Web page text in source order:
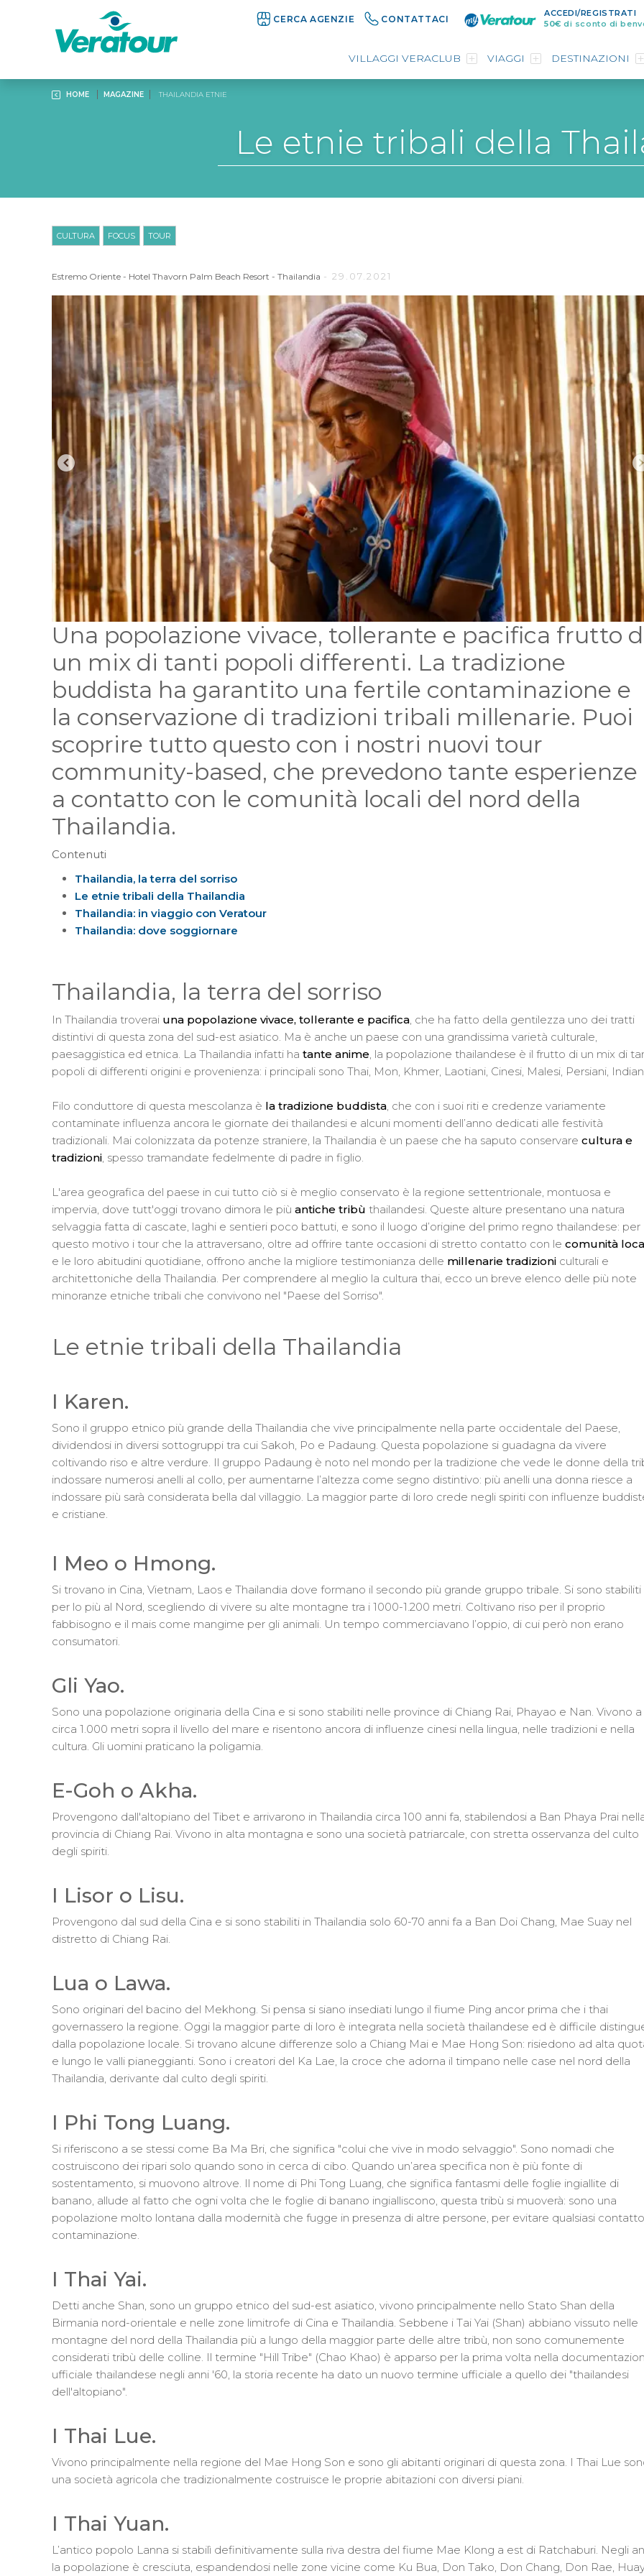
CERCA AGENZIE CONTATTACI
ACCEDI/REGISTRATI
50€ di sconto di
VILLAGGI VERACLUB VIAGGI DESTINAZIONI
HOME MAGAZINE THAILANDIA ETNIE
Le etnie tribali della
CULTURA FOCUS TOUR
Estremo Oriente - Hotel Thavorn Palm Beach Resort - Thailandia - 29.07.2021
Una popolazione vivace, tollerante e pacifica frutto
un mix di tanti popoli differenti. La tradizione
buddista ha garantito una fertile contaminazione e
la conservazione di tradizioni tribali millenarie. Puoi
scoprire tutto questo con i nostri nuovi tour
community-based, che prevedono tante esperienze
a contatto con le comunità locali del nord della
Thailandia.
Contenuti
Thailandia, la terra del sorriso
Le etnie tribali della Thailandia
Thailandia: in viaggio con Veratour
Thailandia: dove soggiornare
Thailandia, la terra del sorriso
In Thailandia troverai una popolazione vivace, tollerante e pacifica, che ha fatto della gentilezza uno dei tratti
distintivi di questa zona del sud-est asiatico. Ma è anche un paese con una grandissima varietà culturale,
paesaggistica ed etnica. La Thailandia infatti ha tante anime, la popolazione thailandese è il frutto di un mix di
popoli di differenti origini e provenienza: i principali sono Thai, Mon, Khmer, Laotiani, Cinesi, Malesi, Persiani,
Filo conduttore di questa mescolanza è la tradizione buddista, che con i suoi riti e credenze variamente
contaminate influenza ancora le giornate dei thailandesi e alcuni momenti dell’anno dedicati alle festività
tradizionali. Mai colonizzata da potenze straniere, la Thailandia è un paese che ha saputo conservare cultura e
tradizioni, spesso tramandate fedelmente di padre in figlio.
L'area geografica del paese in cui tutto ciò si è meglio conservato è la regione settentrionale, montuosa e
impervia, dove tutt'oggi trovano dimora le più antiche tribù thailandesi. Queste alture presentano una natura
selvaggia fatta di cascate, laghi e sentieri poco battuti, e sono il luogo d’origine del primo regno thailandese: per
questo motivo i tour che la attraversano, oltre ad offrire tante occasioni di stretto contatto con le comunità
e le loro abitudini quotidiane, offrono anche la migliore testimonianza delle millenarie tradizioni culturali e
architettoniche della Thailandia. Per comprendere al meglio la cultura thai, ecco un breve elenco delle più note
minoranze etniche tribali che convivono nel "Paese del Sorriso".
Le etnie tribali della Thailandia
I Karen.
Sono il gruppo etnico più grande della Thailandia che vive principalmente nella parte occidentale del Paese,
dividendosi in diversi sottogruppi tra cui Sakoh, Po e Padaung. Questa popolazione si guadagna da vivere
coltivando riso e altre verdure. Il gruppo Padaung è noto nel mondo per la tradizione che vede le donne della
indossare numerosi anelli al collo, per aumentarne l’altezza come segno distintivo: più anelli una donna riesce a
indossare più sarà considerata bella dal villaggio. La maggior parte di loro crede negli spiriti con influenze
e cristiane.
I Meo o Hmong.
Si trovano in Cina, Vietnam, Laos e Thailandia dove formano il secondo più grande gruppo tribale. Si sono stabiliti
per lo più al Nord, scegliendo di vivere su alte montagne tra i 1000-1.200 metri. Coltivano riso per il proprio
fabbisogno e il mais come mangime per gli animali. Un tempo commerciavano l’oppio, di cui però non erano
consumatori.
Gli Yao.
Sono una popolazione originaria della Cina e si sono stabiliti nelle province di Chiang Rai, Phayao e Nan. Vivono a
circa 1.000 metri sopra il livello del mare e risentono ancora di influenze cinesi nella lingua, nelle tradizioni e nella
cultura. Gli uomini praticano la poligamia.
E-Goh o Akha.
Provengono dall'altopiano del Tibet e arrivarono in Thailandia circa 100 anni fa, stabilendosi a Ban Phaya Prai
provincia di Chiang Rai. Vivono in alta montagna e sono una società patriarcale, con stretta osservanza del culto
degli spiriti.
I Lisor o Lisu.
Provengono dal sud della Cina e si sono stabiliti in Thailandia solo 60-70 anni fa a Ban Doi Chang, Mae Suay nel
distretto di Chiang Rai.
Lua o Lawa.
Sono originari del bacino del Mekhong. Si pensa si siano insediati lungo il fiume Ping ancor prima che i thai
governassero la regione. Oggi la maggior parte di loro è integrata nella società thailandese ed è difficile
dalla popolazione locale. Si trovano alcune differenze solo a Chiang Mai e Mae Hong Son: risiedono ad alta
e lungo le valli pianeggianti. Sono i creatori del Ka Lae, la croce che adorna il timpano nelle case nel nord della
Thailandia, derivante dal culto degli spiriti.
I Phi Tong Luang​.
Si riferiscono a se stessi come Ba Ma Bri, che significa "colui che vive in modo selvaggio". Sono nomadi che
costruiscono dei ripari solo quando sono in cerca di cibo. Quando un’area specifica non è più fonte di
sostentamento, si muovono altrove. Il nome di Phi Tong Luang, che significa fantasmi delle foglie ingiallite di
banano, allude al fatto che ogni volta che le foglie di banano ingialliscono, questa tribù si muoverà: sono una
popolazione molto lontana dalla modernità che fugge in presenza di altre persone, per evitare qualsiasi
contaminazione.
I Thai Yai.
Detti anche Shan, sono un gruppo etnico del sud-est asiatico, vivono principalmente nello Stato Shan della
Birmania nord-orientale e nelle zone limitrofe di Cina e Thailandia. Sebbene i Tai Yai (Shan) abbiano vissuto nelle
montagne del nord della Thailandia più a lungo della maggior parte delle altre tribù, non sono comunemente
considerati tribù delle colline. Il termine "Hill Tribe" (Chao Khao) è apparso per la prima volta nella
ufficiale thailandese negli anni '60, la storia recente ha dato un nuovo termine ufficiale a quello dei "thailandesi
dell'altopiano".
I Thai Lue.
Vivono principalmente nella regione del Mae Hong Son e sono gli abitanti originari di questa zona. I Thai Lue
una società agricola che tradizionalmente costruisce le proprie abitazioni con diversi piani.
I Thai Yuan.
L’antico popolo Lanna si stabilì definitivamente sulla riva destra del fiume Mae Klong a est di Ratchaburi. Negli
la popolazione è cresciuta, espandendosi nelle zone vicine come Ku Bua, Don Tako, Don Chang, Don Rae,